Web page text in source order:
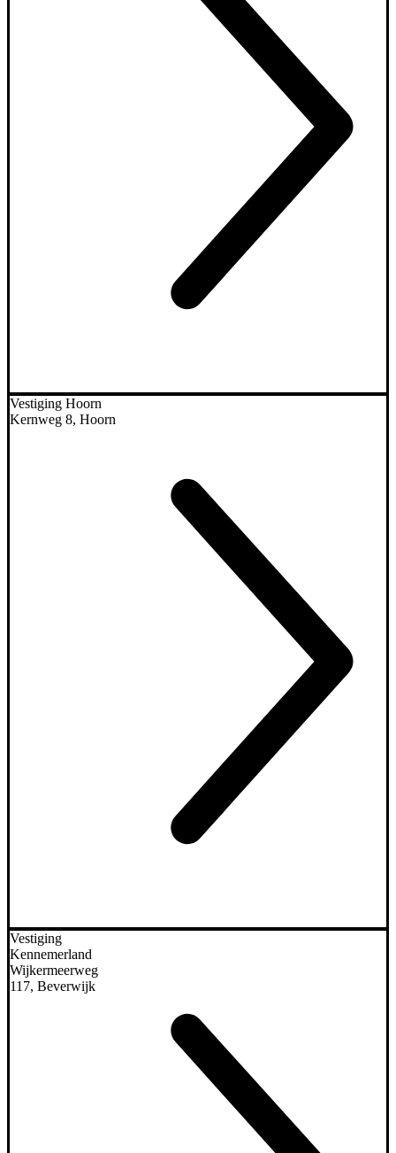
Vestiging Hoorn
Kernweg 8, Hoorn
Vestiging
Kennemerland
Wijkermeerweg
117, Beverwijk